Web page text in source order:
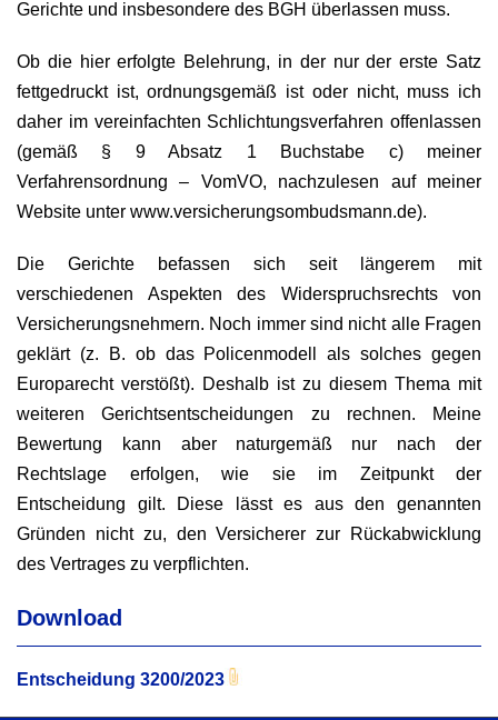
Gerichte und insbesondere des BGH überlassen muss.
Ob die hier erfolgte Belehrung, in der nur der erste Satz
fettgedruckt ist, ordnungsgemäß ist oder nicht, muss ich
daher im vereinfachten Schlichtungsverfahren offenlassen
(gemäß § 9 Absatz 1 Buchstabe c) meiner
Verfahrensordnung – VomVO, nachzulesen auf meiner
Website unter www.versicherungsombudsmann.de).
Die Gerichte befassen sich seit längerem mit
verschiedenen Aspekten des Widerspruchsrechts von
Versicherungsnehmern. Noch immer sind nicht alle Fragen
geklärt (z. B. ob das Policenmodell als solches gegen
Europarecht verstößt). Deshalb ist zu diesem Thema mit
weiteren Gerichtsentscheidungen zu rechnen. Meine
Bewertung kann aber naturgemäß nur nach der
Rechtslage erfolgen, wie sie im Zeitpunkt der
Entscheidung gilt. Diese lässt es aus den genannten
Gründen nicht zu, den Versicherer zur Rückabwicklung
des Vertrages zu verpflichten.
Download
Entscheidung 3200/2023